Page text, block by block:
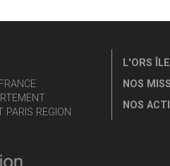
PARIS REGION
L'ORS
NOS
NOS